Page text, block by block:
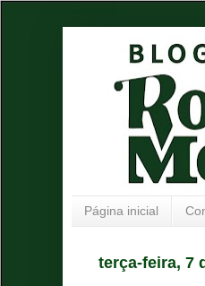
Página inicial
terça-feira, 7